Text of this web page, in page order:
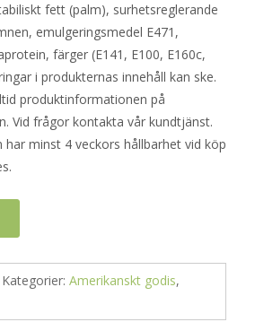
fett (palm), surhetsreglerande
emulgeringsmedel E471,
färger (E141, E100, E160c,
i produkternas innehåll kan ske.
produktinformationen på
Vid frågor kontakta vår kundtjänst.
minst 4 veckors hållbarhet vid köp
Kategorier: Amerikanskt godis,